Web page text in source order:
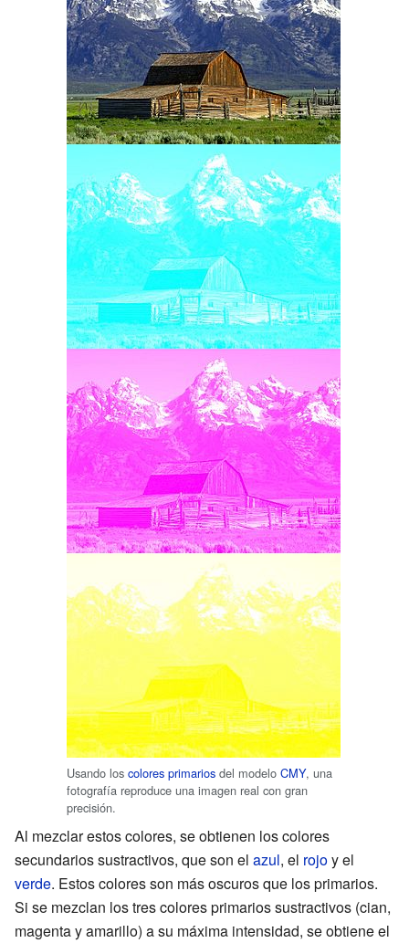
Usando los colores primarios del modelo CMY, una
fotografía reproduce una imagen real con gran
precisión.
Al mezclar estos colores, se obtienen los colores
secundarios sustractivos, que son el azul, el rojoy el
verde. Estos colores son más oscuros que los primarios.
Si se mezclan los tres colores primarios sustractivos (cian,
magenta y amarillo) a su máxima intensidad, se obtiene el